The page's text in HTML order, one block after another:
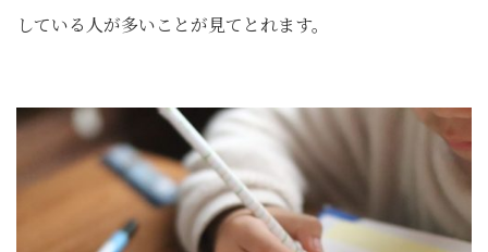
している人が多いことが見てとれます。